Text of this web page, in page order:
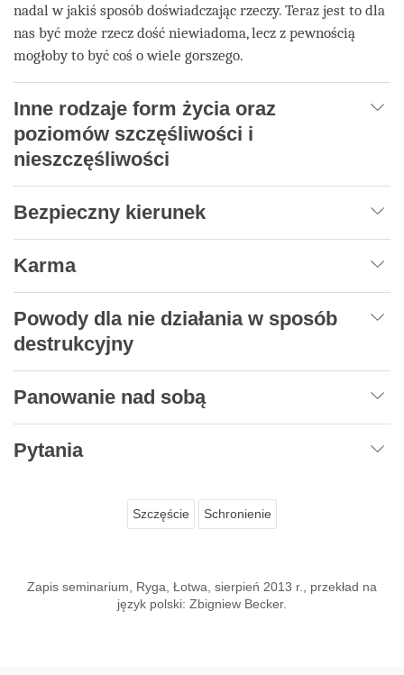
nadal w jakiś sposób doświadczając rzeczy. Teraz jest to dla
nas być może rzecz dość niewiadoma, lecz z pewnością
mogłoby to być coś o wiele gorszego.
Inne rodzaje form życia oraz
poziomów szczęśliwości i
nieszczęśliwości
Bezpieczny kierunek
Karma
Powody dla nie działania w sposób
destrukcyjny
Panowanie nad sobą
Pytania
Szczęście Schronienie
Zapis seminarium, Ryga, Łotwa, sierpień 2013 r., przekład na
język polski: Zbigniew Becker.